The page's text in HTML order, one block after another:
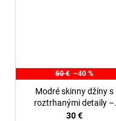
50 € –40 %
Modré skinny džíny s
roztrhanými detaily –
Urban Ripped
30 €